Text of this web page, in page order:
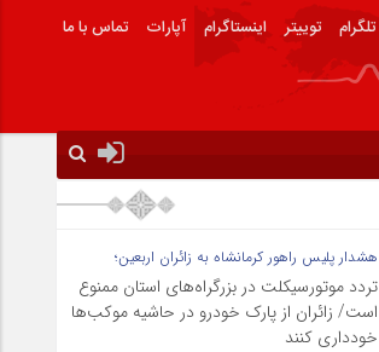
تلگرام توییتر اینستاگرام آپارات تماس با ما
هشدار پلیس راهور کرمانشاه به زائران اربعین؛
تردد موتورسیکلت در بزرگراه‌های استان ممنوع
است/ زائران از پارک خودرو در حاشیه موکب‌ها
خودداری کنند